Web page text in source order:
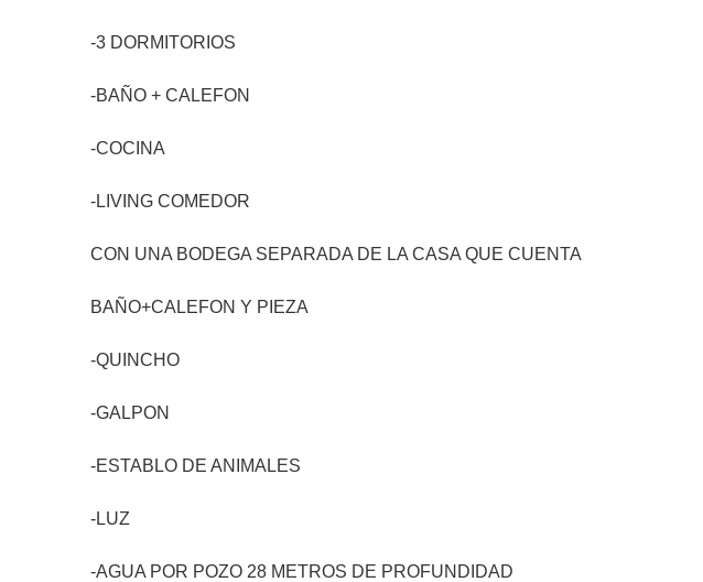
-3 DORMITORIOS
-BAÑO + CALEFON
-COCINA
-LIVING COMEDOR
CON UNA BODEGA SEPARADA DE LA CASA QUE CUENTA
BAÑO+CALEFON Y PIEZA
-QUINCHO
-GALPON
-ESTABLO DE ANIMALES
-LUZ
-AGUA POR POZO 28 METROS DE PROFUNDIDAD